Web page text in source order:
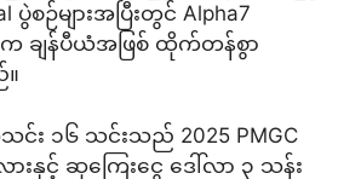
ပွဲစဉ်များအပြီးတွင် Alpha7
က ချန်ပီယံအဖြစ် ထိုက်တန်စွာ
င်း ၁၆ သင်းသည် 2025 PMGC
းနှင့် ဆုကြေးငွေ ဒေါ်လာ ၃ သန်း